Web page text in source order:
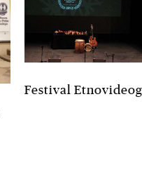
Festival